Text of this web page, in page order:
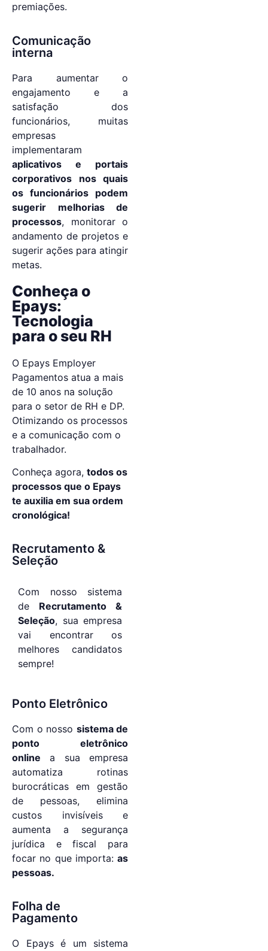
premiações.
Comunicação
interna
Para aumentar o
engajamento e a
satisfação dos
funcionários, muitas
empresas
implementaram
aplicativos e portais
corporativos nos quais
os funcionários podem
sugerir melhorias de
processos, monitorar o
andamento de projetos e
sugerir ações para atingir
metas.
Conheça o
Epays:
Tecnologia
para o seu RH
O Epays Employer
Pagamentos atua a mais
de 10 anos na solução
para o setor de RH e DP.
Otimizando os processos
e a comunicação com o
trabalhador.
Conheça agora, todos os
processos que o Epays
te auxilia em sua ordem
cronológica!
Recrutamento &
Seleção
Com nosso sistema
de Recrutamento &
Seleção, sua empresa
vai encontrar os
melhores candidatos
sempre!
Ponto Eletrônico
Com o nosso sistema de
ponto eletrônico
online a sua empresa
automatiza rotinas
burocráticas em gestão
de pessoas, elimina
custos invisíveis e
aumenta a segurança
jurídica e fiscal para
focar no que importa: as
pessoas.
Folha de
Pagamento
O Epays é um sistema